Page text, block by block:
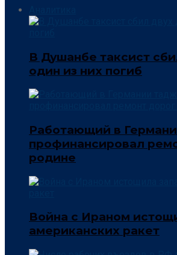
В Душанбе таксист
один из них погиб
Работающий в
профинансировал
родине
Война с Ираном
американских ракет